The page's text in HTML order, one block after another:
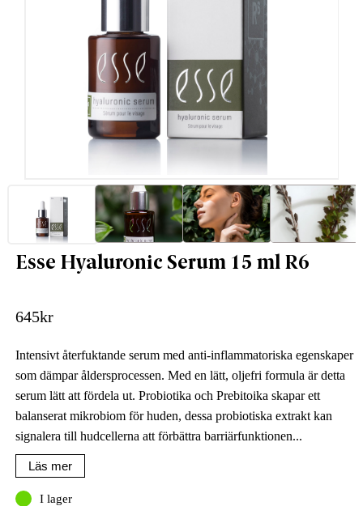
Esse Hyaluronic Serum 15 ml R6
645kr
Intensivt återfuktande serum med anti-inflammatoriska egenskaper
som dämpar åldersprocessen. Med en lätt, oljefri formula är detta
serum lätt att fördela ut. Probiotika och Prebitoika skapar ett
balanserat mikrobiom för huden, dessa probiotiska extrakt kan
signalera till hudcellerna att förbättra barriärfunktionen...
Läs mer
I lager